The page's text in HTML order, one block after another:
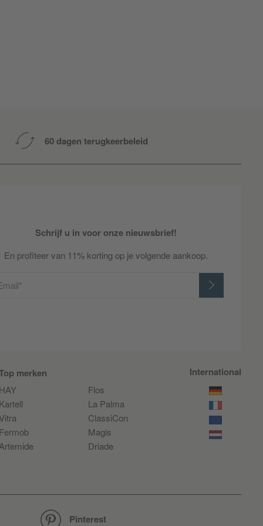
60 dagen terugkeerbeleid
Schrijf u in voor onze nieuwsbrief!
En profiteer van 11% korting op je volgende aankoop.
merken
HAY
Kartell
Vitra
Fermob
Flos
La Palma
ClassiCon
Magis
Driade
International
Pinterest